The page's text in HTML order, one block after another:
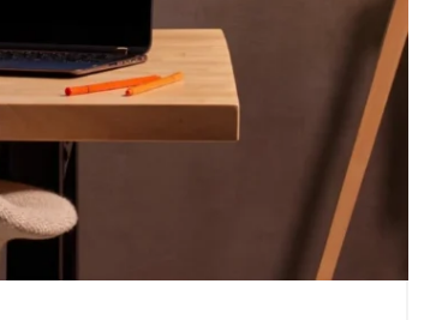
in
Uncategorized
Tag der Verbände 2026 in
Stuttgart – Weilgut Verband